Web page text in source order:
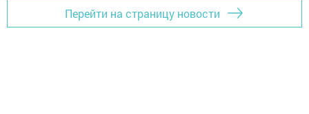
Перейти на страницу новости